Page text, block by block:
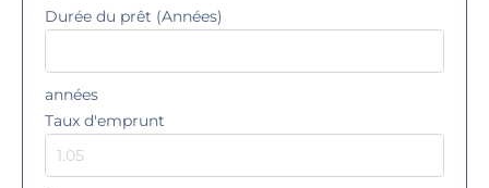
Durée du prêt (Années)
années
Taux d'emprunt